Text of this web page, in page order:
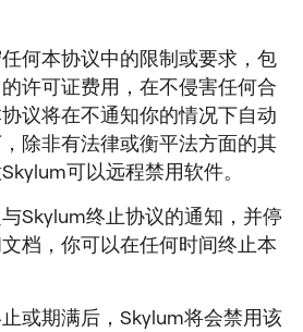
何本协议中的限制或要求，包
许可证费用，在不侵害任何合
议将在不通知你的情况下自动
除非有法律或衡平法方面的其
可以远程禁用软件。
Skylum终止协议的通知，并停
档，你可以在任何时间终止本
或期满后，Skylum将会禁用该